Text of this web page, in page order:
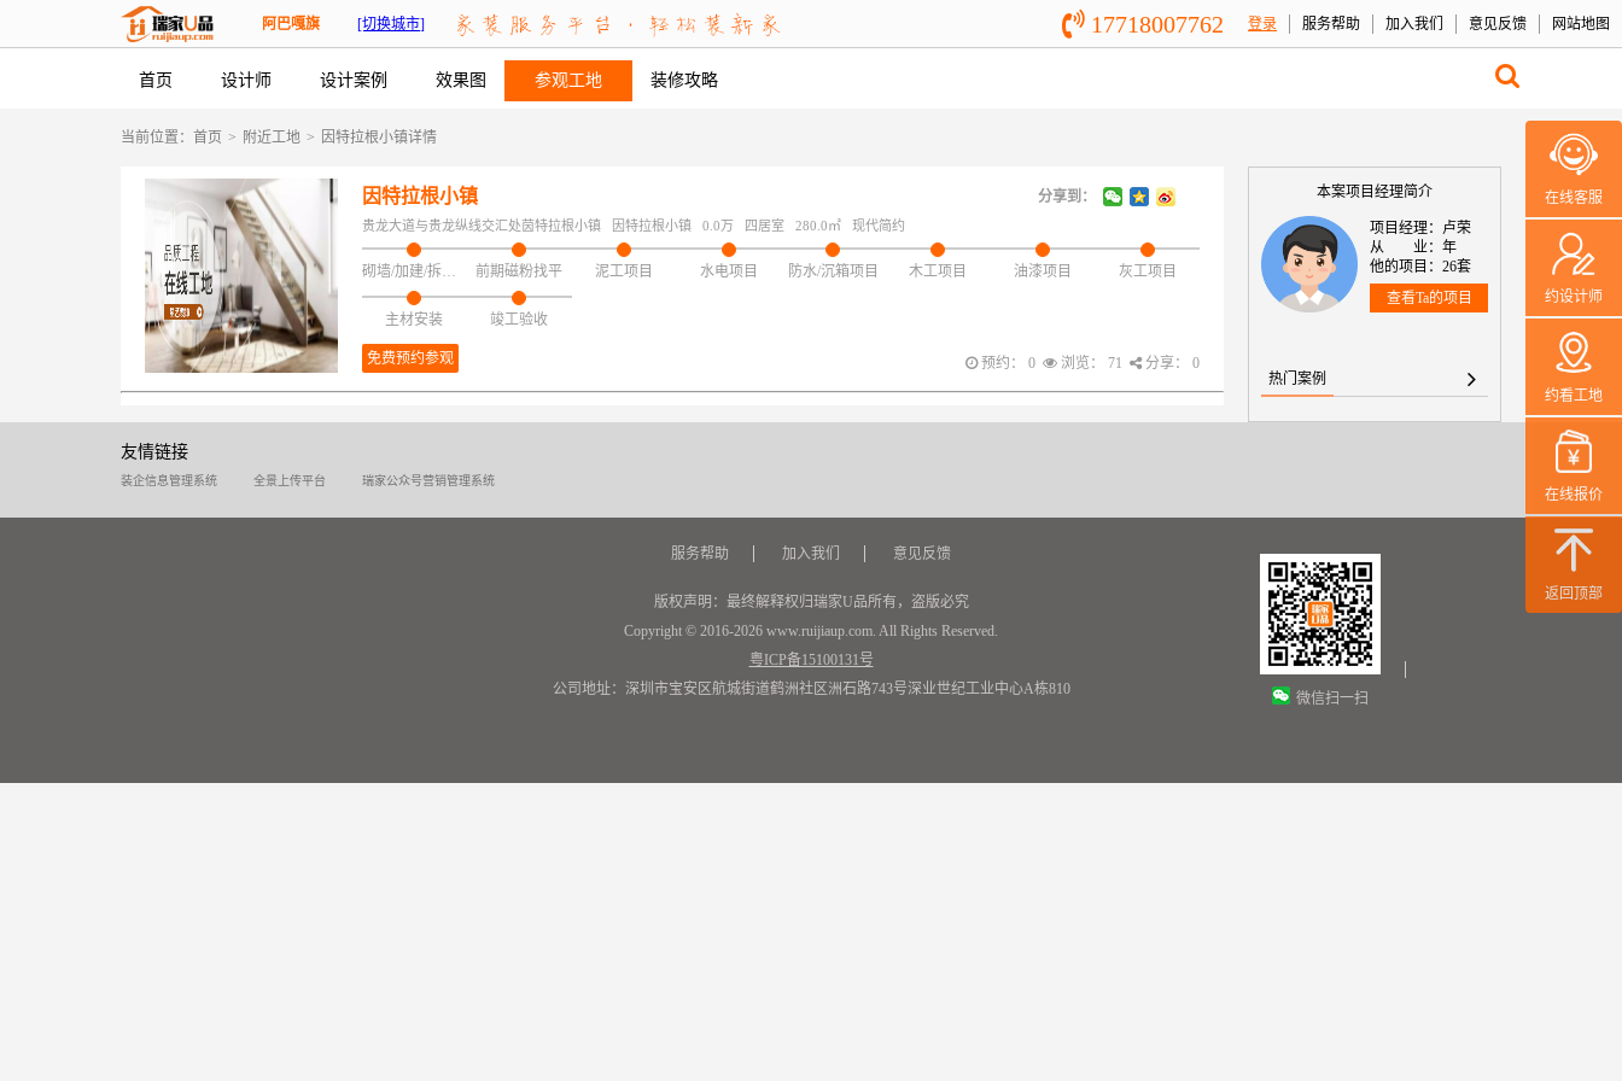
阿巴嘎旗 [切换城市] 17718007762 登录 服务帮助 加入我们 意见反馈 网站地图
首页 设计师 设计案例 效果图 参观工地 装修攻略
在线客服
约设计师
约看工地
在线报价
返回顶部
当前位置： 首页 > 附近工地 > 因特拉根小镇详情
因特拉根小镇 分享到：
贵龙大道与贵龙纵线交汇处茵特拉根小镇 因特拉根小镇 0.0万 四居室 280.0㎡ 现代简约
砌墙/加建/拆改/保护 前期磁粉找平 泥工项目 水电项目 防水/沉箱项目 木工项目 油漆项目 灰工项目
主材安装 竣工验收
免费预约参观 预约： 0 浏览： 71 分享： 0
本案项目经理简介
项目经理：卢荣
从 业：年
他的项目：26套
查看Ta的项目
热门案例
友情链接
装企信息管理系统 全景上传平台 瑞家公众号营销管理系统
服务帮助 加入我们 意见反馈
版权声明：最终解释权归瑞家U品所有，盗版必究
Copyright © 2016-2026 www.ruijiaup.com. All Rights Reserved.
粤ICP备15100131号
公司地址：深圳市宝安区航城街道鹤洲社区洲石路743号深业世纪工业中心A栋810
微信扫一扫